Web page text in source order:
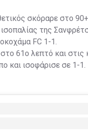
σκόραρε στο
της
FC 1-1.
61ο λεπτό και στις
και ισοφάρισε σε 1-1.